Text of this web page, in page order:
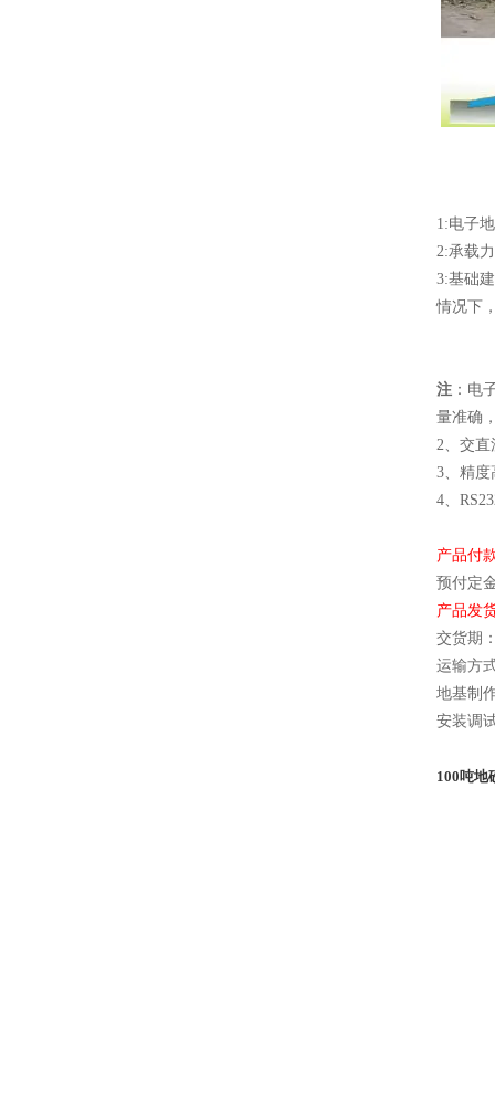
1:电子
2:承载
3:基础
情况下
注 ：电
量准确
2、交直
3、精度
4、
产品付
预付定
产品发
交货期
运输方
地基制
安装调
100吨地